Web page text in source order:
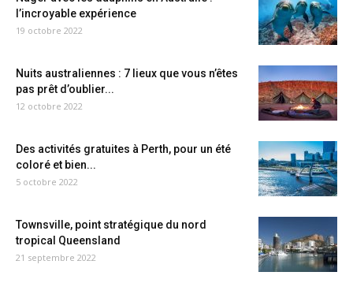
l’incroyable expérience
19 octobre 2022
Nuits australiennes : 7 lieux que vous n’êtes
pas prêt d’oublier...
12 octobre 2022
Des activités gratuites à Perth, pour un été
coloré et bien...
5 octobre 2022
Townsville, point stratégique du nord
tropical Queensland
21 septembre 2022